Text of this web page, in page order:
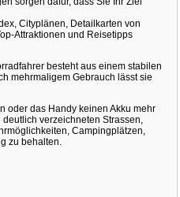
Cityplänen, Detailkarten von
Attraktionen und Reisetipps
besteht aus einem stabilen
mehrmaligem Gebrauch lässt sie
oder das Handy keinen Akku mehr
verzeichneten Strassen,
Campingplätzen,
zu behalten.